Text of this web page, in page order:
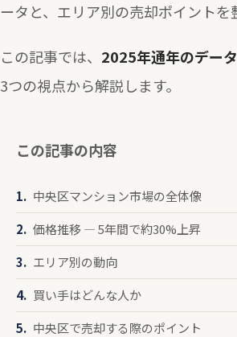
ータと、エリア別の売却ポイントを
この記事では、 2025年通年のデー
3つの視点から解説します。
この記事の内容
中央区マンション市場の全体像
価格推移 — 5年間で約30%上昇
エリア別の動向
買い手はどんな人か
中央区で売却する際のポイント